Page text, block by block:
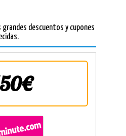
descuentos y cupones